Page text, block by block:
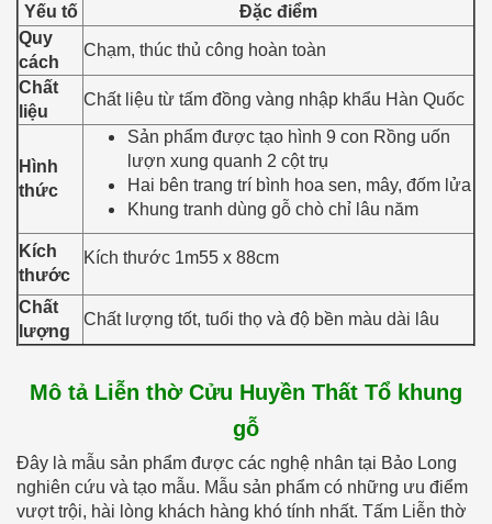
Yếu tố
Đặc điểm
Quy
cách
Chạm, thúc thủ công hoàn toàn
Chất
liệu
Chất liệu từ tấm đồng vàng nhập khẩu Hàn Quốc
Hình
thức
Sản phẩm được tạo hình 9 con Rồng uốn
lượn xung quanh 2 cột trụ
Hai bên trang trí bình hoa sen, mây, đốm lửa
Khung tranh dùng gỗ chò chỉ lâu năm
Kích
thước
Kích thước 1m55 x 88cm
Chất
lượng
Chất lượng tốt, tuổi thọ và độ bền màu dài lâu
Mô tả Liễn thờ Cửu Huyền Thất Tổ khung
gỗ
Đây là mẫu sản phẩm được các nghệ nhân tại Bảo Long
nghiên cứu và tạo mẫu. Mẫu sản phẩm có những ưu điểm
vượt trội, hài lòng khách hàng khó tính nhất. Tấm Liễn thờ